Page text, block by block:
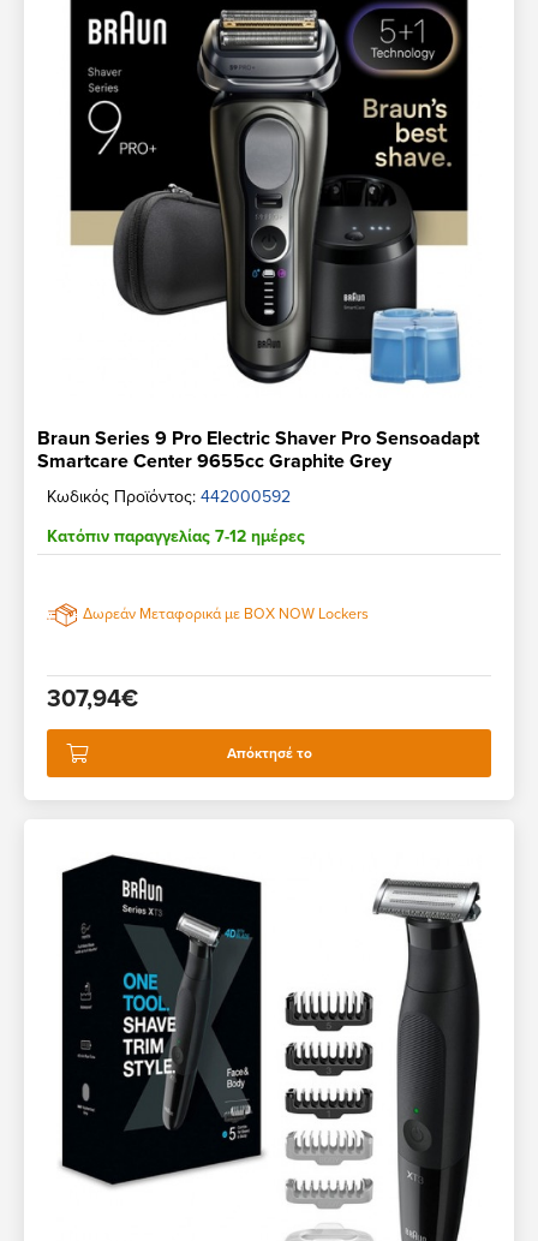
Braun Series 9 Pro Electric Shaver Pro Sensoadapt
Smartcare Center 9655cc Graphite Grey
Κωδικός Προϊόντος: 442000592
Κατόπιν παραγγελίας 7-12 ημέρες
Δωρεάν Μεταφορικά με BOX NOW Lockers
307,94€
Απόκτησέ το